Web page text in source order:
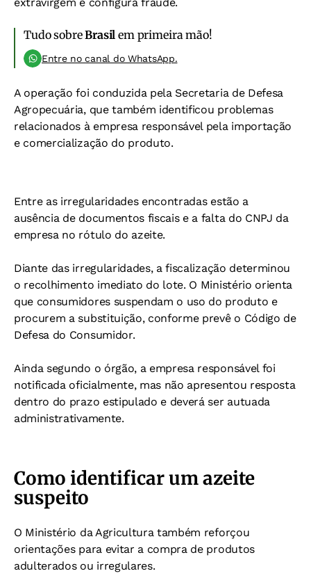
Tudo sobreBrasil em primeira mão!
Entre no canal do WhatsApp.
A operação foi conduzida pela Secretaria de Defesa
Agropecuária, que também identificou problemas
relacionados à empresa responsável pela importação
e comercialização do produto.
Entre as irregularidades encontradas estão a
ausência de documentos fiscais e a falta do CNPJ da
empresa no rótulo do azeite.
Diante das irregularidades, a fiscalização determinou
o recolhimento imediato do lote. O Ministério orienta
que consumidores suspendam o uso do produto e
procurem a substituição, conforme prevê o Código de
Defesa do Consumidor.
Ainda segundo o órgão, a empresa responsável foi
notificada oficialmente, mas não apresentou resposta
dentro do prazo estipulado e deverá ser autuada
administrativamente.
Como identificar um azeite
suspeito
O Ministério da Agricultura também reforçou
orientações para evitar a compra de produtos
adulterados ou irregulares.